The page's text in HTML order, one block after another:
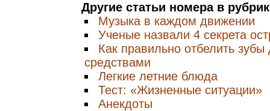
Другие статьи номера в
Музыка в каждом движении
Ученые назвали 4 секрета
Как правильно отбелить
средствами
Легкие летние блюда
Тест: «Жизненные ситуации»
Анекдоты